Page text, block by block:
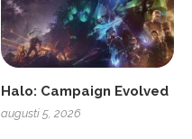
Halo: Campaign Evolved
augusti 5, 2026